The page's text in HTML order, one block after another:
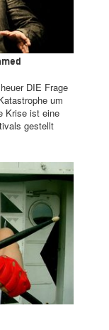
DIE Frage
um
Krise ist eine
gestellt